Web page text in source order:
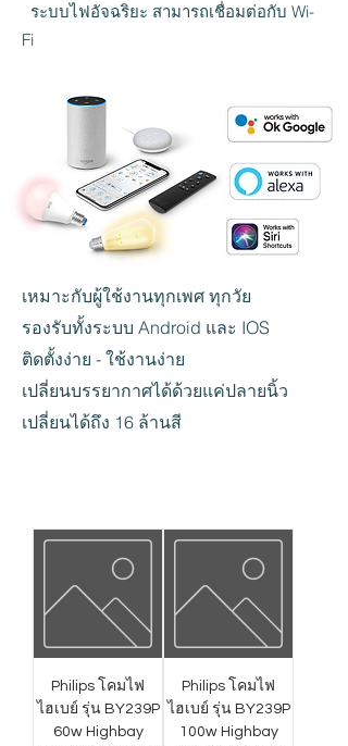
ระบบไฟอัจฉริยะ สามารถเชื่อมต่อกับ Wi-
Fi
เหมาะกับผู้ใช้งานทุกเพศ ทุกวัย
รองรับทั้งระบบ Android และ IOS
ติดตั้งง่าย - ใช้งานง่าย
เปลี่ยนบรรยากาศได้ด้วยแค่ปลายนิ้ว
เปลี่ยนได้ถึง 16 ล้านสี
Philips โคมไฟ
ไฮเบย์ รุ่น BY239P
60w Highbay
Philips โคมไฟ
ไฮเบย์ รุ่น BY239P
100w Highbay